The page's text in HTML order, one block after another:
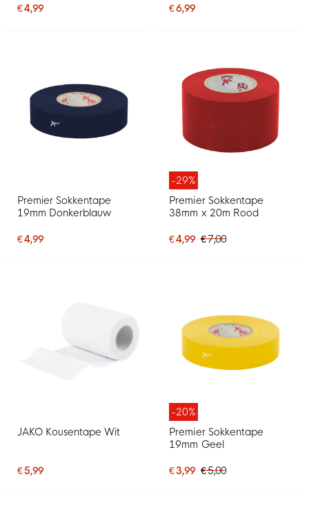
€ 4,99 € 6,99
Premier Sokkentape
19mm Donkerblauw
€ 4,99
-29%
Premier Sokkentape
38mm x 20m Rood
€ 4,99 € 7,00
JAKO Kousentape Wit
€ 5,99
-20%
Premier Sokkentape
19mm Geel
€ 3,99 € 5,00